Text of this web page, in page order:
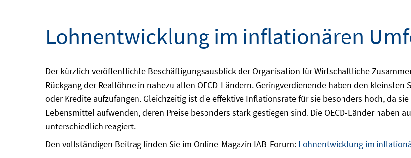
Lohnentwicklung im inflationären
Der kürzlich veröffentlichte Beschäftigungsausblick der Organisation für Wirtschaftliche
Rückgang der Reallöhne in nahezu allen OECD-Ländern. Geringverdienende haben den
oder Kredite aufzufangen. Gleichzeitig ist die effektive Inflationsrate für sie besonders hoch, da
Lebensmittel aufwenden, deren Preise besonders stark gestiegen sind. Die OECD-Länder haben
unterschiedlich reagiert.
Den vollständigen Beitrag finden Sie im Online-Magazin IAB-Forum: Lohnentwicklung im